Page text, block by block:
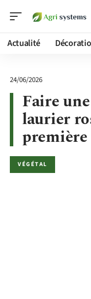
Actualité
24/06/2026
Faire
laurier
VÉGÉTAL